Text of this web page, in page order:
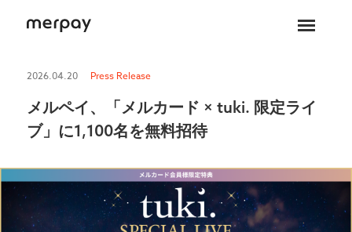
ホーム
2026.04.20 Press Release
メルペイ、「メルカード × tuki. 限定ライ
ブ」に1,100名を無料招待